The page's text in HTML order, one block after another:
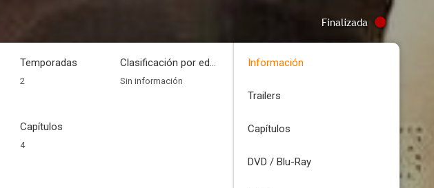
Finalizada
Temporadas
2
Clasificación por edades
Sin información
Capítulos
4
Información
Trailers
Capítulos
DVD / Blu-Ray